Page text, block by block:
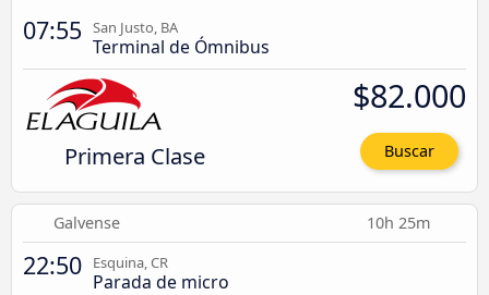
07:55 San Justo, BA
Terminal de Ómnibus
Primera Clase
$82.000
Buscar
Galvense 10h 25m
22:50 Esquina, CR
Parada de micro